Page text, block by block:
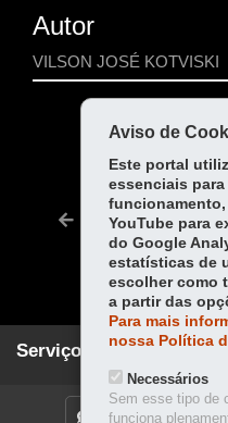
Autor
VILSON JOSÉ KOTVISKI
Voltar Início
Serviços para você!
DENUNCIE
Aviso de
Este portal
essenciais
YouTube para
do Google
estatísticas de
escolher como
a partir das
Para mais
nossa Política
Necessários
Sem esse tipo de
funciona